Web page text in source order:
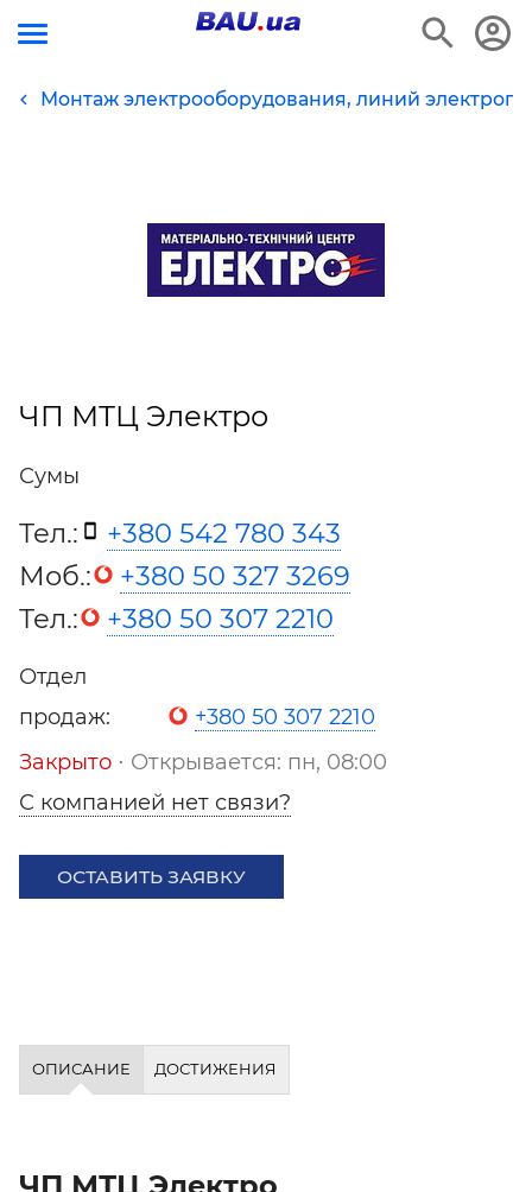
Монтаж электрооборудования, линий
ЧП МТЦ Электро
Сумы
Тел.:
+380 542 780 343
Моб.:
+380 50 327 3269
Тел.:
+380 50 307 2210
Отдел
продаж:
+380 50 307 2210
Закрыто ⋅ Открывается: пн, 08:00
С компанией нет связи?
ОСТАВИТЬ ЗАЯВКУ
ОПИСАНИЕ ДОСТИЖЕНИЯ